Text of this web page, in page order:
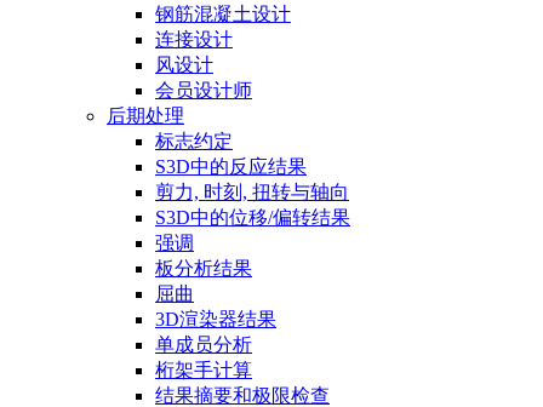
钢筋混凝土设计
连接设计
风设计
会员设计师
后期处理
标志约定
S3D中的反应结果
剪力, 时刻, 扭转与轴向
S3D中的位移/偏转结果
强调
板分析结果
屈曲
3D渲染器结果
单成员分析
桁架手计算
结果摘要和极限检查